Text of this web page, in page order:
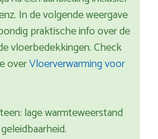
In de volgende weergave
praktische info over de
vloerbedekkingen. Check
overVloerverwarming voor
lage warmteweerstand